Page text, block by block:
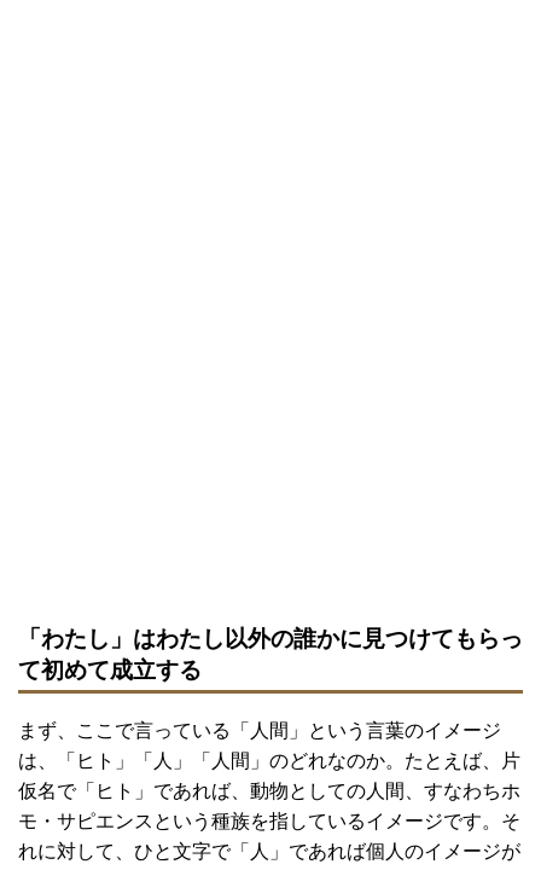
「わたし」はわたし以外の誰かに見つけてもらっ
て初めて成立する
まず、ここで言っている「人間」という言葉のイメージ
は、「ヒト」「人」「人間」のどれなのか。たとえば、片
仮名で「ヒト」であれば、動物としての人間、すなわちホ
モ・サピエンスという種族を指しているイメージです。そ
れに対して、ひと文字で「人」であれば個人のイメージが